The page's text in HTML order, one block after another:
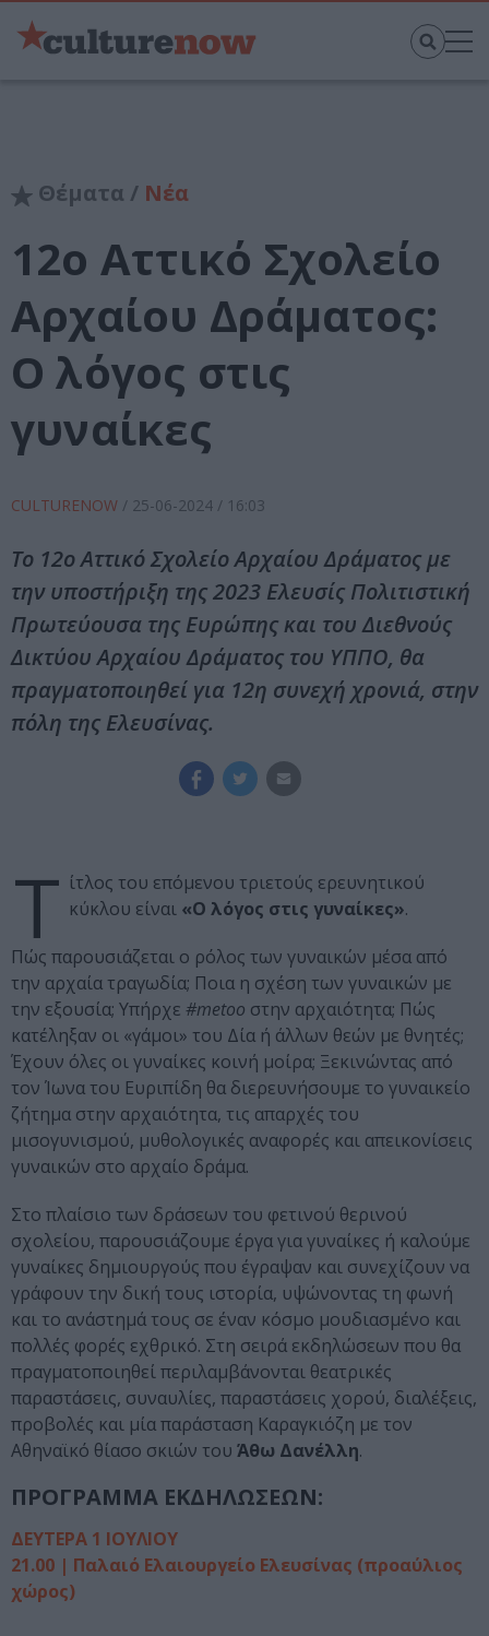
Θέματα / Νέα
12ο Αττικό Σχολείο
Αρχαίου Δράματος:
O λόγος στις
γυναίκες
CULTURENOW / 25-06-2024 / 16:03
Το 12ο Αττικό Σχολείο Αρχαίου Δράματος με
την υποστήριξη της 2023 Ελευσίς Πολιτιστική
Πρωτεύουσα της Ευρώπης και του Διεθνούς
Δικτύου Αρχαίου Δράματος του ΥΠΠΟ, θα
πραγματοποιηθεί για 12η συνεχή χρονιά, στην
πόλη της Ελευσίνας.
Τ ίτλος του επόμενου τριετούς ερευνητικού
κύκλου είναι «O λόγος στις γυναίκες».
Πώς παρουσιάζεται ο ρόλος των γυναικών μέσα από
την αρχαία τραγωδία; Ποια η σχέση των γυναικών με
την εξουσία; Υπήρχε #metoo στην αρχαιότητα; Πώς
κατέληξαν οι «γάμοι» του Δία ή άλλων θεών με θνητές;
Έχουν όλες οι γυναίκες κοινή μοίρα; Ξεκινώντας από
τον Ίωνα του Ευριπίδη θα διερευνήσουμε το γυναικείο
ζήτημα στην αρχαιότητα, τις απαρχές του
μισογυνισμού, μυθολογικές αναφορές και απεικονίσεις
γυναικών στο αρχαίο δράμα.
Στο πλαίσιο των δράσεων του φετινού θερινού
σχολείου, παρουσιάζουμε έργα για γυναίκες ή καλούμε
γυναίκες δημιουργούς που έγραψαν και συνεχίζουν να
γράφουν την δική τους ιστορία, υψώνοντας τη φωνή
και το ανάστημά τους σε έναν κόσμο μουδιασμένο και
πολλές φορές εχθρικό. Στη σειρά εκδηλώσεων που θα
πραγματοποιηθεί περιλαμβάνονται θεατρικές
παραστάσεις, συναυλίες, παραστάσεις χορού, διαλέξεις,
προβολές και μία παράσταση Καραγκιόζη με τον
Αθηναϊκό θίασο σκιών του Άθω Δανέλλη.
ΠΡΟΓΡΑΜΜΑ ΕΚΔΗΛΩΣΕΩΝ:
ΔΕΥΤΕΡΑ 1 ΙΟΥΛΙΟΥ
21.00 | Παλαιό Ελαιουργείο Ελευσίνας (προαύλιος
χώρος)